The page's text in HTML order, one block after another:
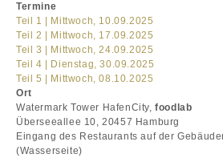
Termine
Teil 1 | Mittwoch, 10.09.2025
Teil 2 | Mittwoch, 17.09.2025
Teil 3 | Mittwoch, 24.09.2025
Teil 4 | Dienstag, 30.09.2025
Teil 5 | Mittwoch, 08.10.2025
Ort
Watermark Tower HafenCity,foodlab
Überseeallee 10, 20457 Hamburg
Eingang des Restaurants auf der
(Wasserseite)